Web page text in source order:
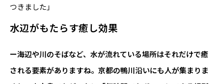
つきました」
水辺がもたらす癒し効果
ー海辺や川のそばなど、水が流れている場所はそれだけで癒
される要素がありますね。京都の鴨川沿いにも人が集まりま